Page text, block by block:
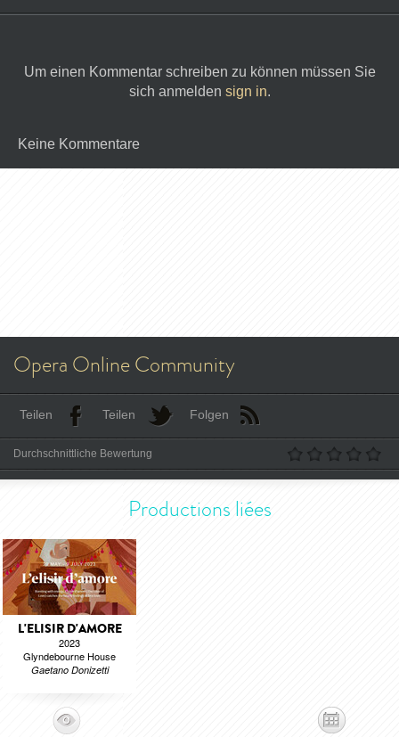
Um einen Kommentar schreiben zu können müssen Sie
sich anmelden sign in.
Keine Kommentare
Opera Online Community
Teilen Teilen Folgen
Durchschnittliche Bewertung
Productions liées
L'ELISIR D'AMORE
2023
Glyndebourne House
Gaetano Donizetti